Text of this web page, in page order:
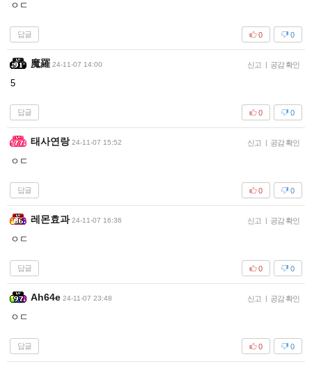
ㅇㄷ
답글 0
0
魔羅 24-11-07 14:00 신고 | 공감 확인
5
답글 0
0
태사연랑 24-11-07 15:52 신고 | 공감 확인
ㅇㄷ
답글 0
0
레몬효과 24-11-07 16:36 신고 | 공감 확인
ㅇㄷ
답글 0
0
Ah64e 24-11-07 23:48 신고 | 공감 확인
ㅇㄷ
답글 0
0